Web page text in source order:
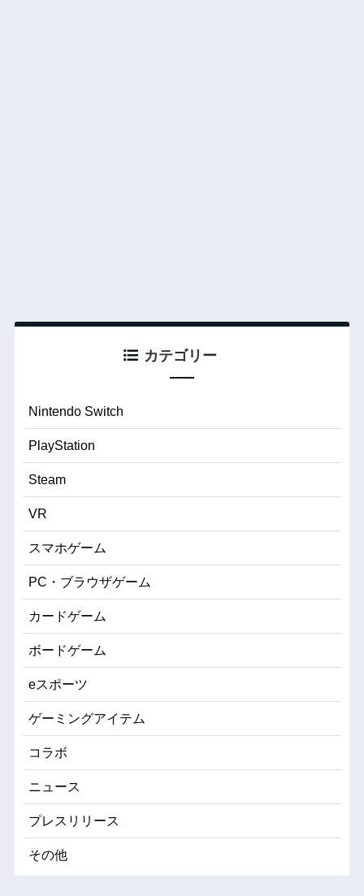
カテゴリー
Nintendo Switch
PlayStation
Steam
VR
スマホゲーム
PC・ブラウザゲーム
カードゲーム
ボードゲーム
eスポーツ
ゲーミングアイテム
コラボ
ニュース
プレスリリース
その他